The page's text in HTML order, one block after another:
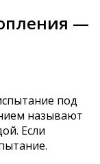
—
под
называют
Если